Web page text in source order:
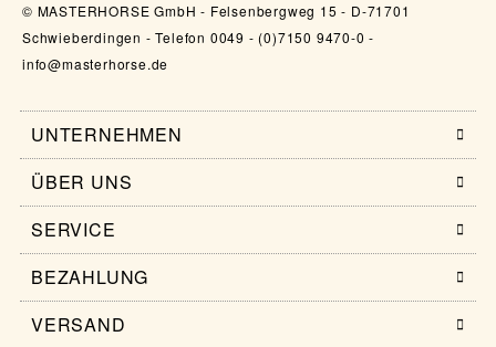
© MASTERHORSE GmbH - Felsenbergweg 15 - D-71701
Schwieberdingen - Telefon 0049 - (0)7150 9470-0 -
info@masterhorse.de
UNTERNEHMEN
ÜBER UNS
SERVICE
BEZAHLUNG
VERSAND